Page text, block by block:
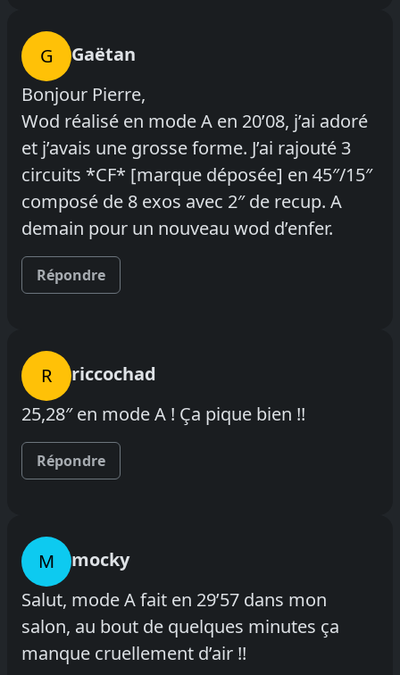
G
Gaëtan
Bonjour Pierre,
Wod réalisé en mode A en 20’08, j’ai adoré
et j’avais une grosse forme. J’ai rajouté 3
circuits *CF* [marque déposée] en 45″/15″
composé de 8 exos avec 2″ de recup. A
demain pour un nouveau wod d’enfer.
Répondre
R
riccochad
25,28″ en mode A ! Ça pique bien !!
Répondre
M
mocky
Salut, mode A fait en 29’57 dans mon
salon, au bout de quelques minutes ça
manque cruellement d’air !!